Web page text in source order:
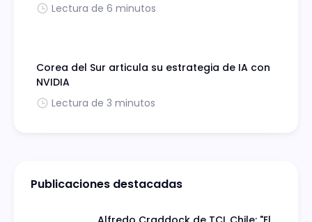
Lectura de 6 minutos
Corea del Sur articula su estrategia de IA con
NVIDIA
Lectura de 3 minutos
Publicaciones destacadas